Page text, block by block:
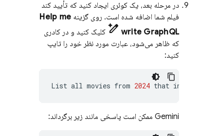
در مرحله بعد، یک کوئری ایجاد کنید که تأیید کند
فیلم شما اضافه شده است. روی گزینه Help me
write GraphQL
pen_spark کلیک کنید و در کادری
که ظاهر می‌شود، عبارت مورد نظر خود را تایپ
کنید:
List all movies from 2024 that include
Gemini ممکن است پاسخی مانند زیر برگرداند: